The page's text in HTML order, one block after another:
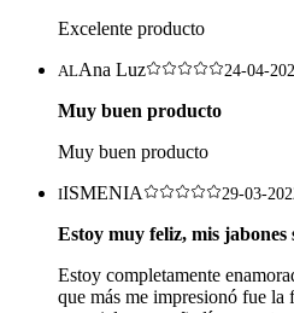
Excelente producto
ALAna Luz 24-04-
Muy buen producto
Muy buen producto
IISMENIA 29-03-
Estoy muy feliz, mis jabones
Estoy completamente
que más me impresionó fue la